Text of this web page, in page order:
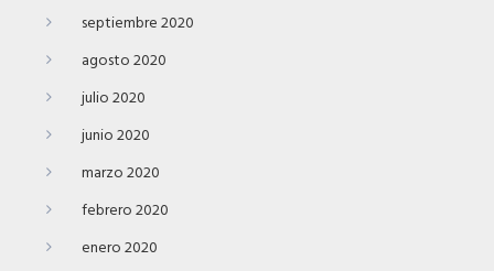
septiembre 2020
agosto 2020
julio 2020
junio 2020
marzo 2020
febrero 2020
enero 2020